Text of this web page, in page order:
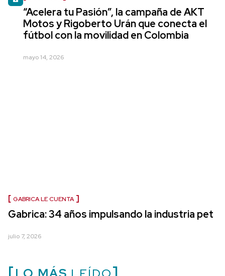
“Acelera tu Pasión”, la campaña de AKT
Motos y Rigoberto Urán que conecta el
fútbol con la movilidad en Colombia
mayo 14, 2026
GABRICA LE CUENTA
Gabrica: 34 años impulsando la industria pet
julio 7, 2026